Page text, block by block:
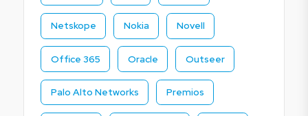
Netskope Nokia Novell
Office 365 Oracle Outseer
Palo Alto Networks Premios